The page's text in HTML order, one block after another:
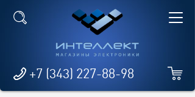
+7 (343) 227-88-98